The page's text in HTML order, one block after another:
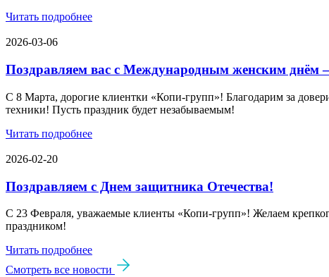
Читать подробнее
2026-03-06
Поздравляем вас с Международным женским
С 8 Марта, дорогие клиентки «Копи‑групп»! Благодарим за
техники! Пусть праздник будет незабываемым!
Читать подробнее
2026-02-20
Поздравляем с Днем защитника Отечества!
С 23 Февраля, уважаемые клиенты «Копи‑групп»! Желаем
праздником!
Читать подробнее
Смотреть все новости